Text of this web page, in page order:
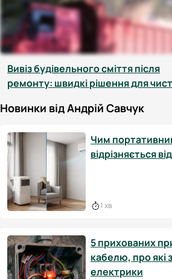
Вивіз будівельного сміття після
ремонту: швидкі рішення для
Новинки від Андрій Савчук
Чим
відрізняється
1 хв
5 прихованих
кабелю, про які
електрики